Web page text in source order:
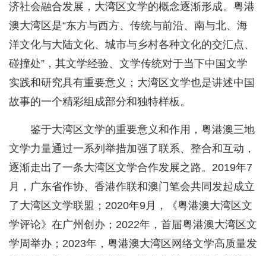
济社会融合发展，大湾区文学的概念逐渐形成。粤港
澳大湾区是“东方与西方、传统与前沿、南与北、海
洋文化与大陆文化、城市与乡村各种文化的交汇点、
碰撞处”，其文学经验、文学传统对于当下中国文学
实践和研究具有重要意义；大湾区文学也是讲述中国
故事的一个精彩组成部分和独特样板。
鉴于大湾区文学的重要意义和作用，粤港澳三地
文学力量通过一系列举措加强了联系、整合和互动，
逐渐走出了一条大湾区文学合作发展之路。2019年7
月，广东省作协、香港作联和澳门笔会共同发起成立
了大湾区文学联盟；2020年9月，《粤港澳大湾区文
学评论》在广州创办；2022年，首届粤港澳大湾区文
学周举办；2023年，粤港澳大湾区网络文学高质量发